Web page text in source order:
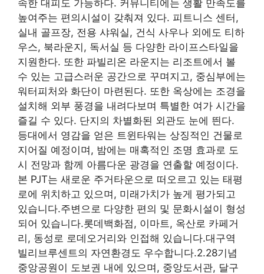
속한 대피도 가능하다. 커뮤니티에는 생활 만족도를
높여주는 편의시설이 갖춰져 있다. 피트니스 센터,
실내 골프장, 전용 샤워실, 건식 사우나 외에도 티하
우스, 북라운지, 독서실 등 다양한 라이프스타일을
지원한다. 또한 파빌리온 라운지는 리조트에서 볼
수 있는 고급스러운 공간으로 꾸며지고, 중심부에는
워터피처와 화단이 마련된다. 또한 옥상에는 조경을
설치해 외부 풍경을 내려다보며 특별한 여가 시간을
즐길 수 있다. 단지의 차별화된 외관도 눈에 띈다.
등대에서 영감을 얻은 트윈타워는 상징적인 건물로
지어질 예정이며, 밤에는 매혹적인 조명 효과로 도
시 전망과 함께 아름다운 광경을 연출할 예정이다.
본 PJT는 새로운 주거타운으로 떠오르고 있는 태평
로에 위치하고 있으며, 미래가치가 높게 평가되고
있습니다.주변으로 다양한 편의 및 문화시설이 형성
되어 있습니다.롯데백화점, 이마트, 옥산로 카페거
리, 동성로 로데오거리와 인접해 있습니다.대구역
빌리브루센트의 자연환경도 우수합니다.2.28기념
중앙공원이 도보권 내에 있으며, 중앙도서관, 달구